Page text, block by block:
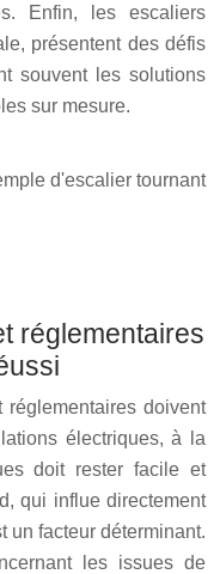
Enfin, les escaliers
présentent des défis
souvent les solutions
sur mesure.
réglementaires
réglementaires doivent
électriques, à la
doit rester facile et
qui influe directement
un facteur déterminant.
les issues de